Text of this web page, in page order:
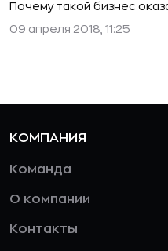
Почему такой бизнес
09 апреля 2018, 11:25
КОМПАНИЯ
Команда
О компании
Контакты